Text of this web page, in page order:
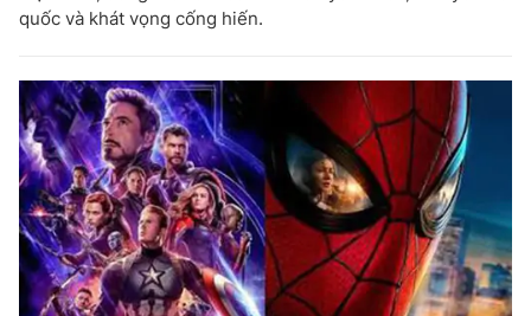
quốc và khát vọng cống hiến.